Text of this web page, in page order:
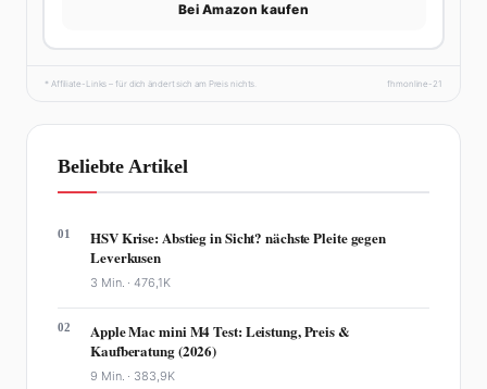
Bei Amazon kaufen
* Affiliate-Links – für dich ändert sich am Preis nichts. fhmonline-21
Beliebte Artikel
01
HSV Krise: Abstieg in Sicht? nächste Pleite gegen
Leverkusen
3 Min. ·476,1K
02
Apple Mac mini M4 Test: Leistung, Preis &
Kaufberatung (2026)
9 Min. · 383,9K